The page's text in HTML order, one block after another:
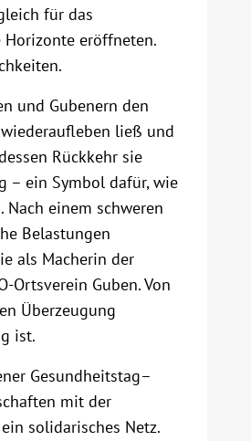
für das
Horizonte eröffneten.
und Gubenern den
ließ und
Rückkehr sie
– ein Symbol dafür, wie
einem schweren
Belastungen
als Macherin der
Ortsverein Guben. Von
Überzeugung
ist.
Gesundheitstag–
mit der
solidarisches Netz.